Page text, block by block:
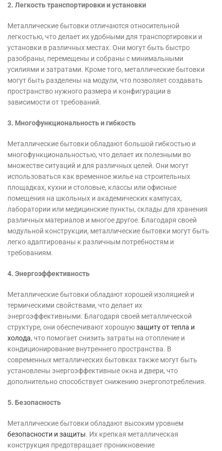
2. Легкость транспортировки и установки
Металлические бытовки отличаются относительной
легкостью, что делает их удобными для транспортировки и
установки в различных местах. Они могут быть быстро
разобраны, перемещены и собраны с минимальными
усилиями и затратами. Кроме того, металлические бытовки
могут быть разделены на модули, что позволяет создавать
пространство нужного размера и конфигурации в
зависимости от требований.
3. Многофункциональность и гибкость
Металлические бытовки обладают большой гибкостью и
многофункциональностью, что делает их полезными во
множестве ситуаций и для различных целей. Они могут
использоваться как временное жилье на строительных
площадках, кухни и столовые, классы или офисные
помещения на школьных и академических кампусах,
лаборатории или медицинские пункты, склады для хранения
различных материалов и многое другое. Благодаря своей
модульной конструкции, металлические бытовки могут быть
легко адаптированы к различным потребностям и
требованиям.
4. Энергоэффективность
Металлические бытовки обладают хорошей изоляцией и
термическими свойствами, что делает их
энергоэффективными. Благодаря своей металлической
структуре, они обеспечивают хорошуюзащиту от тепла и
холода, что помогает снизить затраты на отопление и
кондиционирование внутреннего пространства. В
современных металлических бытовках также могут быть
установлены энергоэффективные окна и двери, что
дополнительно способствует снижению энергопотребления.
5. Безопасность
Металлические бытовки обладают высоким уровнем
безопасности и защиты. Их крепкая металлическая
конструкция предотвращает проникновение